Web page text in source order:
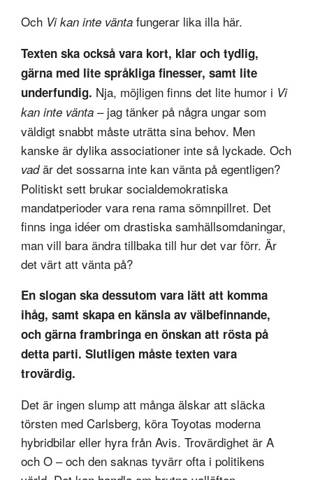
Och Vi kan inte vänta fungerar lika illa här.
Texten ska också vara kort, klar och tydlig,
gärna med lite språkliga finesser, samt lite
underfundig. Nja, möjligen finns det lite humor i Vi
kan inte vänta – jag tänker på några ungar som
väldigt snabbt måste uträtta sina behov. Men
kanske är dylika associationer inte så lyckade. Och
vadär det sossarna inte kan vänta på egentligen?
Politiskt sett brukar socialdemokratiska
mandatperioder vara rena rama sömnpillret. Det
finns inga idéer om drastiska samhällsomdaningar,
man vill bara ändra tillbaka till hur det var förr. Är
det värt att vänta på?
En slogan ska dessutom vara lätt att komma
ihåg, samt skapa en känsla av välbefinnande,
och gärna frambringa en önskan att rösta på
detta parti. Slutligen måste texten vara
trovärdig.
Det är ingen slump att många älskar att släcka
törsten med Carlsberg, köra Toyotas moderna
hybridbilar eller hyra från Avis. Trovärdighet är A
och O – och den saknas tyvärr ofta i politikens